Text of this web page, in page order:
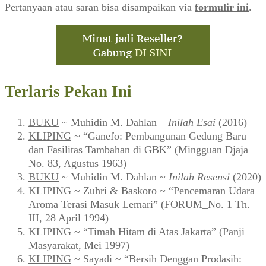
Pertanyaan atau saran bisa disampaikan via formulir ini.
Terlaris Pekan Ini
BUKU ~ Muhidin M. Dahlan – Inilah Esai (2016)
KLIPING ~ “Ganefo: Pembangunan Gedung Baru
dan Fasilitas Tambahan di GBK” (Mingguan Djaja
No. 83, Agustus 1963)
BUKU ~ Muhidin M. Dahlan ~ Inilah Resensi (2020)
KLIPING ~ Zuhri & Baskoro ~ “Pencemaran Udara
Aroma Terasi Masuk Lemari” (FORUM_No. 1 Th.
III, 28 April 1994)
KLIPING ~ “Timah Hitam di Atas Jakarta” (Panji
Masyarakat, Mei 1997)
KLIPING ~ Sayadi ~ “Bersih Denggan Prodasih: